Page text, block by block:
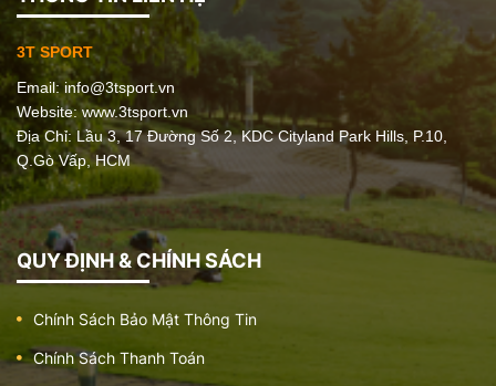
3T SPORT
Email:info@3tsport.vn
Website: www.3tsport.vn
Địa Chỉ: Lầu 3, 17 Đường Số 2, KDC Cityland Park Hills, P.10,
Q.Gò Vấp, HCM
QUY ĐỊNH & CHÍNH SÁCH
Chính Sách Bảo Mật Thông Tin
Chính Sách Thanh Toán